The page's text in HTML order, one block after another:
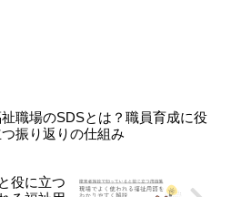
職場のSDSとは？職員育成に役
つ振り返りの仕組み
役に立つ